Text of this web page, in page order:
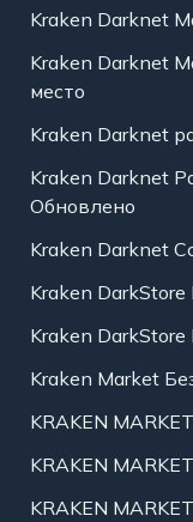
Kraken Darknet
Kraken Darknet
место
Kraken Darknet
Kraken Darknet
Обновлено
Kraken Darknet
Kraken
Kraken
Kraken Market
KRAKEN
KRAKEN
KRAKEN